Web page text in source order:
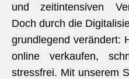
und zeitintensiven
Doch durch die
grundlegend verändert:
online verkaufen,
stressfrei. Mit unserem